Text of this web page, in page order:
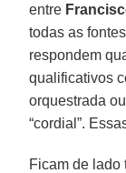
entre
todas as
respondem
qualificativos
orquestrada
“cordial”.
Ficam de lado